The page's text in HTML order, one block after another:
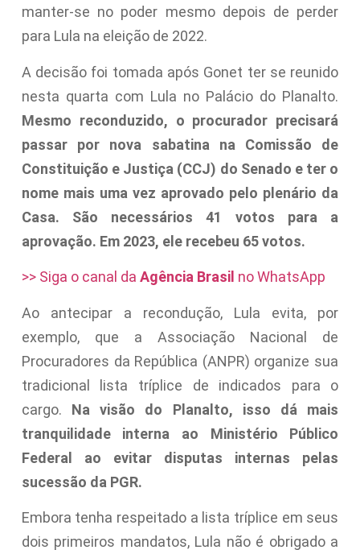
manter-se no poder mesmo depois de perder
para Lula na eleição de 2022.
A decisão foi tomada após Gonet ter se reunido
nesta quarta com Lula no Palácio do Planalto.
Mesmo reconduzido, o procurador precisará
passar por nova sabatina na Comissão de
Constituição e Justiça (CCJ) do Senado e ter o
nome mais uma vez aprovado pelo plenário da
Casa. São necessários 41 votos para a
aprovação. Em 2023, ele recebeu 65 votos.
>> Siga o canal da Agência Brasil no WhatsApp
Ao antecipar a recondução, Lula evita, por
exemplo, que a Associação Nacional de
Procuradores da República (ANPR) organize sua
tradicional lista tríplice de indicados para o
cargo. Na visão do Planalto, isso dá mais
tranquilidade interna ao Ministério Público
Federal ao evitar disputas internas pelas
sucessão da PGR.
Embora tenha respeitado a lista tríplice em seus
dois primeiros mandatos, Lula não é obrigado a